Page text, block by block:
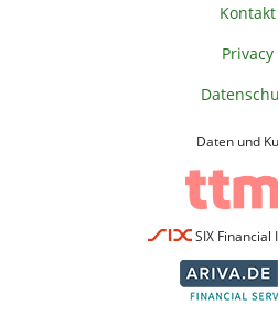
Kontakt
Privacy
Daten und
SIX Financial